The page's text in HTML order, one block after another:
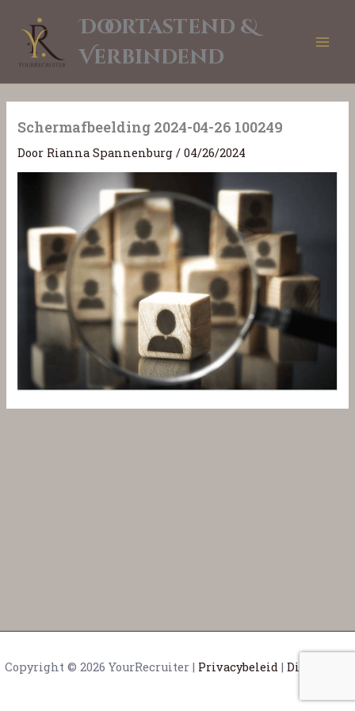
naar
inhoud
Doortastend &
Verbindend
Schermafbeelding 2024-04-26 100249
Door Rianna Spannenburg/04/26/2024
Copyright © 2026 YourRecruiter | Privacybeleid| Disclaimer